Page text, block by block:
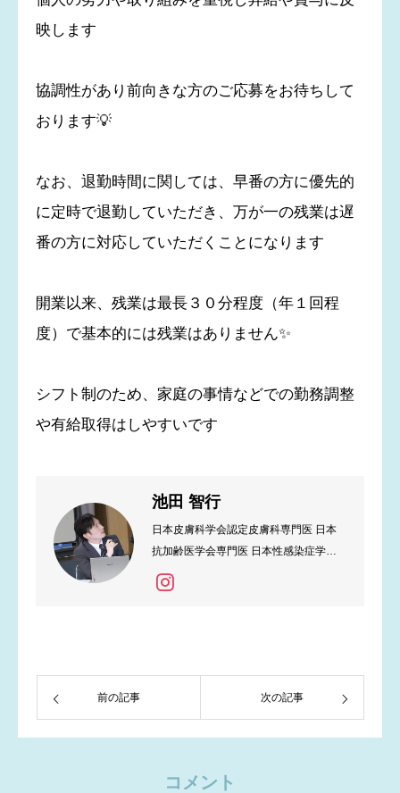
映します
協調性があり前向きな方のご応募をお待ちして
おります💡
なお、退勤時間に関しては、早番の方に優先的
に定時で退勤していただき、万が一の残業は遅
番の方に対応していただくことになります
開業以来、残業は最長３０分程度（年１回程
度）で基本的には残業はありません✨
シフト制のため、家庭の事情などでの勤務調整
や有給取得はしやすいです
池田 智行
日本皮膚科学会認定皮膚科専門医 日本
抗加齢医学会専門医 日本性感染症学会
認定医
前の記事 次の記事
コメント